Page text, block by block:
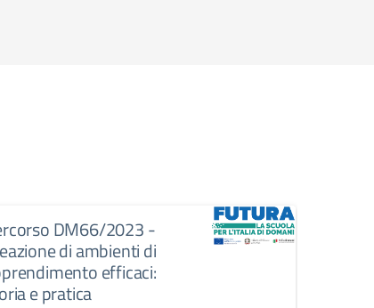
DM66/2023 -
di ambienti di
efficaci:
e pratica